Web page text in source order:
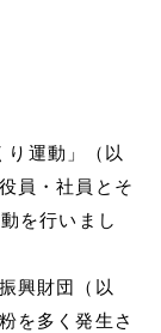
運動」（以
員・社員とそ
を⾏いまし
興財団（以
を多く発⽣さ